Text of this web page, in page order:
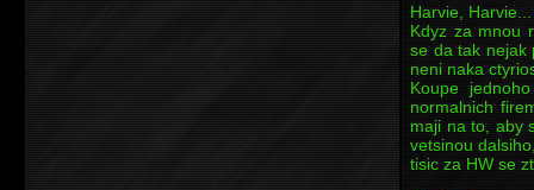
Harvie, Harvie...
Kdyz za mnou
se da tak nejak
neni naka
Koupe
normalnich
maji na to, aby
vetsinou
tisic za HW se